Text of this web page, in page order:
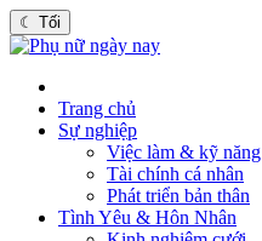
☾ Tối
Trang chủ
Sự nghiệp
Việc làm & kỹ năng
Tài chính cá nhân
Phát triển bản thân
Tình Yêu & Hôn Nhân